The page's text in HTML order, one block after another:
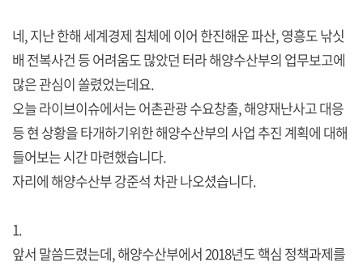
네, 지난 한해 세계경제 침체에 이어 한진해운 파산, 영흥도 낚싯
배 전복사건 등 어려움도 많았던 터라 해양수산부의 업무보고에
많은 관심이 쏠렸었는데요.
오늘 라이브이슈에서는 어촌관광 수요창출, 해양재난사고 대응
등 현 상황을 타개하기위한 해양수산부의 사업 추진 계획에 대해
들어보는 시간 마련했습니다.
자리에 해양수산부 강준석 차관 나오셨습니다.
1.
앞서 말씀드렸는데, 해양수산부에서 2018년도 핵심 정책과제를